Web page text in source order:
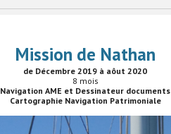
Mission de Nathan
de Décembre 2019 à aôut 2020
8 mois
Navigation AME et Dessinateur documents
Cartographie Navigation Patrimoniale